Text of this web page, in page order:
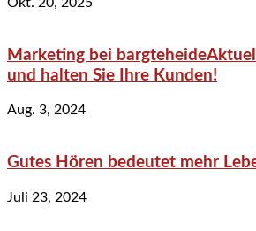
Marketing bei
und halten Sie Ihre Kunden!
Aug. 3, 2024
Gutes Hören bedeutet mehr
Juli 23, 2024